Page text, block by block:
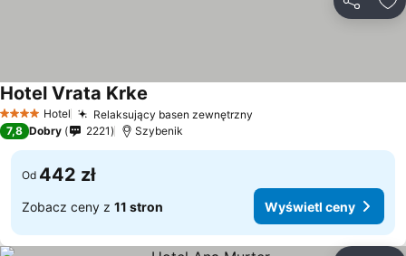
4 KategoriaHotel Relaksujący basen zewnętrzny
Hotel Vrata Krke
7,8 Dobry 2221 Szybenik
Od 442 zł
Zobacz ceny z 11 stron Wyświetl ceny